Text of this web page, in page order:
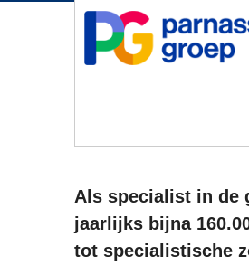
Als specialist in de
jaarlijks bijna
tot specialistische